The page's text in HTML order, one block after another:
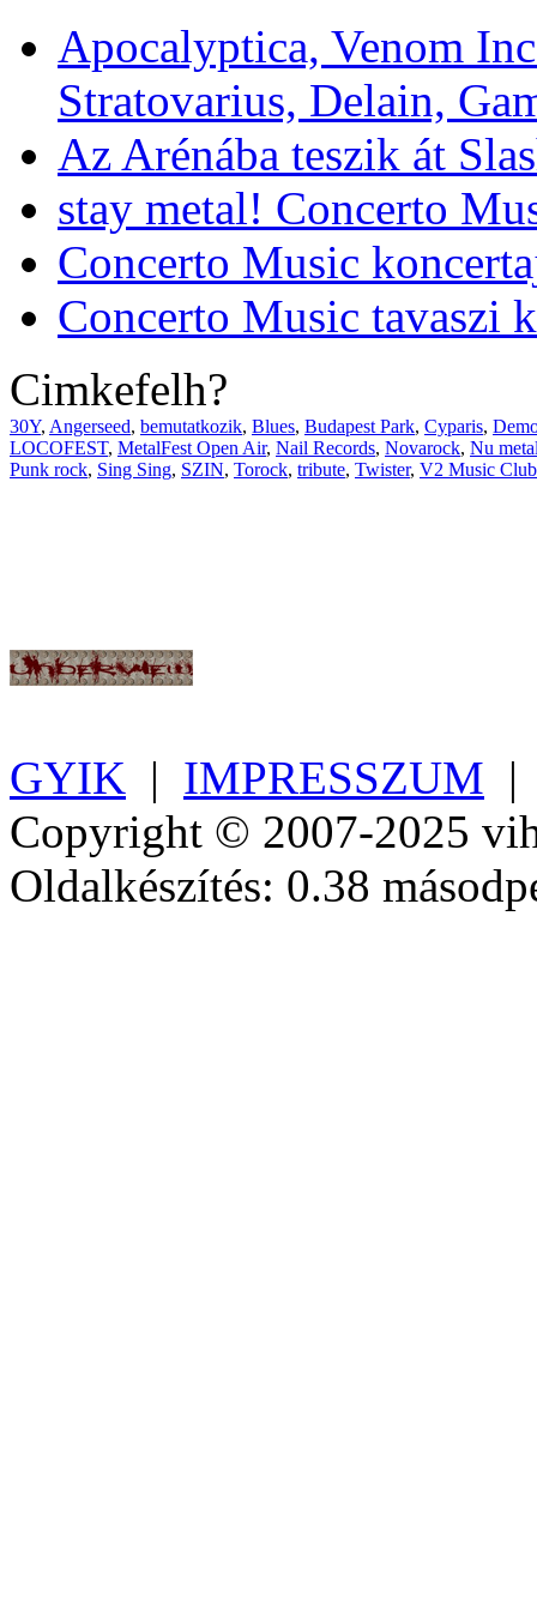
Apocalyptica, Venom
Stratovarius, Delain,
Az Arénába teszik át
stay metal! Concerto
Concerto Music
Concerto Music tavaszi
Cimkefelh?
30Y, Angerseed, bemutatkozik, Blues, Budapest Park, Cyparis,
LOCOFEST, MetalFest Open Air, Nail Records, Novarock, Nu
Punk rock, Sing Sing, SZIN, Torock, tribute, Twister, V2 Music Club
GYIK | IMPRESSZUM
Copyright © 2007-2025
Oldalkészítés: 0.38